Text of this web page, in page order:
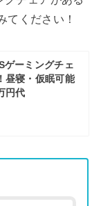
てください！
ゲーミングチェ
昼寝・仮眠可能
円代